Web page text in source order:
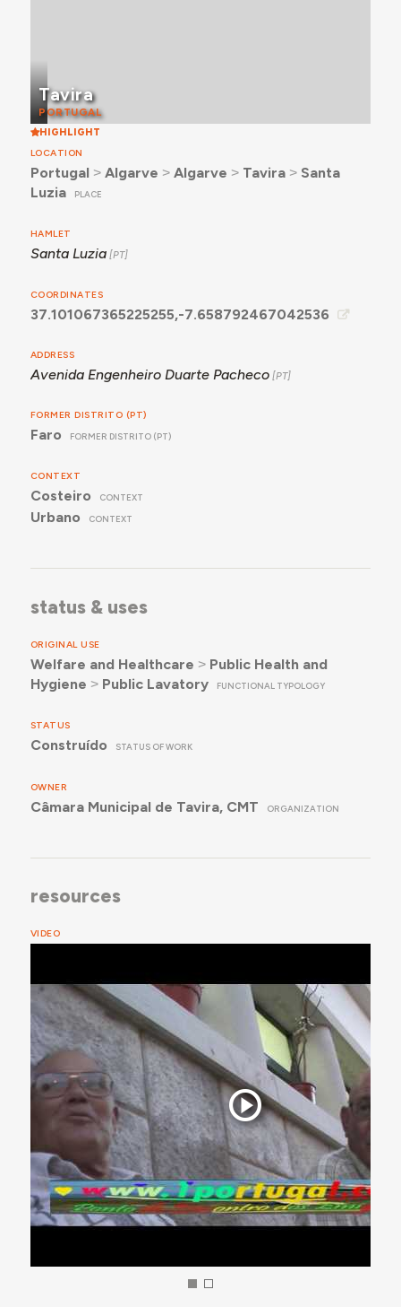
Tavira
PORTUGAL
HIGHLIGHT
LOCATION
Portugal ˃ Algarve ˃ Algarve ˃ Tavira˃ Santa
Luzia
PLACE
HAMLET
Santa Luzia
COORDINATES
37.101067365225255,-7.658792467042536
ADDRESS
Avenida Engenheiro Duarte Pacheco
FORMER DISTRITO (PT)
Faro FORMER DISTRITO (PT)
CONTEXT
Costeiro CONTEXT
Urbano CONTEXT
status & uses
ORIGINAL USE
Welfare and Healthcare ˃ Public Health and
Hygiene ˃ Public Lavatory FUNCTIONAL TYPOLOGY
STATUS
Construído STATUS OF WORK
OWNER
Câmara Municipal de Tavira, CMT ORGANIZATION
resources
VIDEO